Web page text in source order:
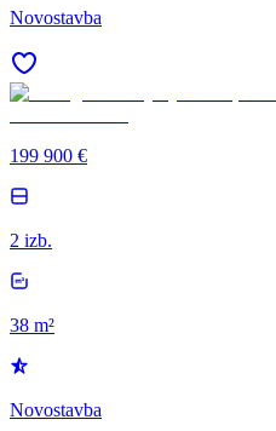
Novostavba
199 900 €
2 izb.
38 m²
Novostavba